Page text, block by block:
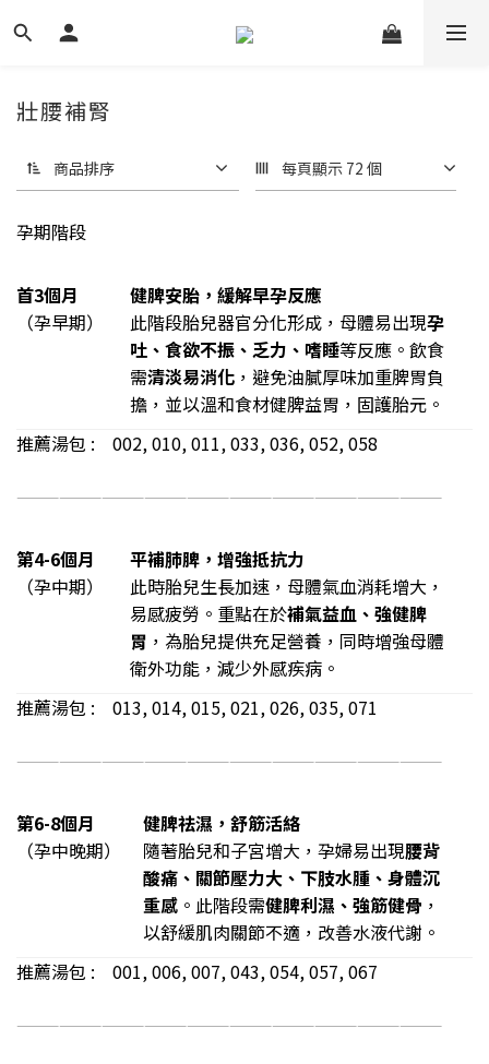
壯腰補腎
商品排序 每頁顯示 72 個
孕期階段
首3個月
（孕早期）
健脾安胎，緩解早孕反應
此階段胎兒器官分化形成，母體易出現孕
吐、食欲不振、乏力、嗜睡等反應。飲食
需清淡易消化 ，避免油膩厚味加重脾胃負
擔，並以溫和食材健脾益胃，固護胎元。
推薦湯包 : 002, 010, 011, 033, 036, 052, 058
——————————————————————————————
第4-6個月
（孕中期）
平補肺脾，增強抵抗力
此時胎兒生長加速，母體氣血消耗增大，
易感疲勞。重點在於補氣益血、強健脾
胃 ，為胎兒提供充足營養，同時增強母體
衛外功能，減少外感疾病。
推薦湯包 : 013, 014, 015, 021, 026, 035, 071
——————————————————————————————
第6-8個月
（孕中晚期）
健脾祛濕，舒筋活絡
隨著胎兒和子宮增大，孕婦易出現腰背
酸痛、關節壓力大、下肢水腫、身體沉
重感 。此階段需健脾利濕、強筋健骨 ，
以舒緩肌肉關節不適，改善水液代謝。
推薦湯包 : 001, 006, 007, 043, 054, 057, 067
——————————————————————————————